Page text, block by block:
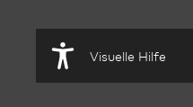
Visuelle Hilfe